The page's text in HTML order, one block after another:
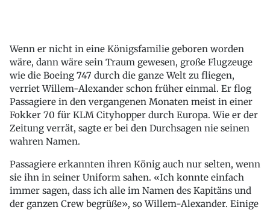
Wenn er nicht in eine Königsfamilie geboren worden
wäre, dann wäre sein Traum gewesen, große Flugzeuge
wie die Boeing 747 durch die ganze Welt zu fliegen,
verriet Willem-Alexander schon früher einmal. Er flog
Passagiere in den vergangenen Monaten meist in einer
Fokker 70 für KLM Cityhopper durch Europa. Wie er der
Zeitung verrät, sagte er bei den Durchsagen nie seinen
wahren Namen.
Passagiere erkannten ihren König auch nur selten, wenn
sie ihn in seiner Uniform sahen. «Ich konnte einfach
immer sagen, dass ich alle im Namen des Kapitäns und
der ganzen Crew begrüße», so Willem-Alexander. Einige